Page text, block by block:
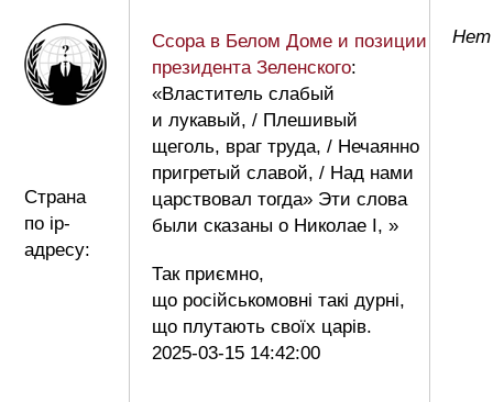
Страна
по ip-
адресу:
Ссора в Белом Доме и позиции
президента Зеленского:
«Властитель слабый
и лукавый, / Плешивый
щеголь, враг труда, / Нечаянно
пригретый славой, / Над нами
царствовал тогда» Эти слова
были сказаны о Николае I, »
Так приємно,
що російськомовні такі дурні,
що плутають своїх царів.
2025-03-15 14:42:00
Нет